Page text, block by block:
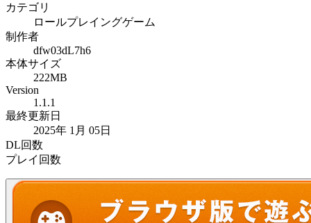
カテゴリ
ロールプレイングゲーム
制作者
dfw03dL7h6
本体サイズ
222MB
Version
1.1.1
最終更新日
2025年 1月 05日
DL回数
プレイ回数